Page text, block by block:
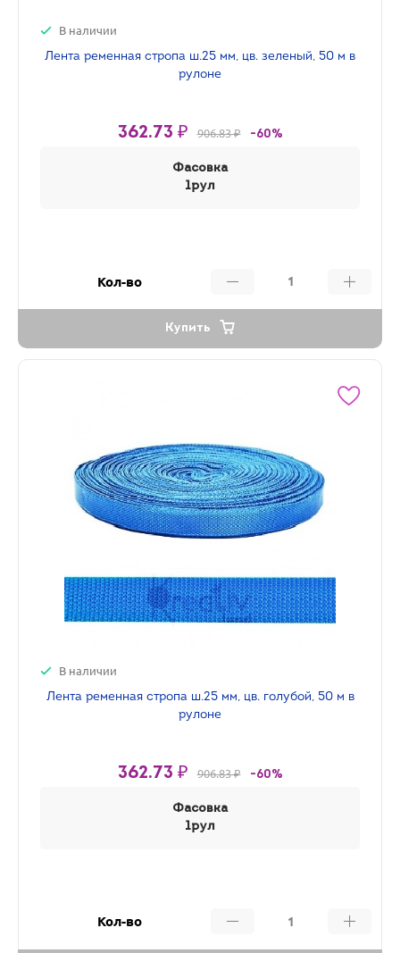
В наличии
Лента ременная стропа ш.25 мм, цв. зеленый, 50 м в
рулоне
362.73 ₽ 906.83 ₽ -60%
Фасовка
1рул
Кол-во
Купить
В наличии
Лента ременная стропа ш.25 мм, цв. голубой, 50 м в
рулоне
362.73 ₽ 906.83 ₽ -60%
Фасовка
1рул
Кол-во